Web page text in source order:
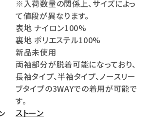
※入荷数量の関係上、サイズによっ
て値段が異なります。
表地 ナイロン100%
裏地 ポリエステル100%
新品未使用
両袖部分が脱着可能になっており、
長袖タイプ、半袖タイプ、ノースリー
ブタイプの3WAYでの着用が可能で
す。
ストーン